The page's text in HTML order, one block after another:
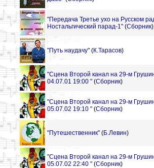
"Передача Третье ухо на Русском
Ностальгический парад-1" (Сборник)
"Путь наудачу" (К.Тарасов)
"Сцена Второй канал на 29-м
04.07.01 19:00 " (Сборник)
"Сцена Второй канал на 29-м
05.07.02 19:10 " (Сборник)
"Путешественник" (Б.Левин)
"Сцена Второй канал на 29-м
05.07.02 22:40 " (Сборник)